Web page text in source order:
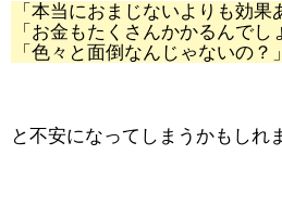
「本当におまじないよりも効果
「お金もたくさんかかるんでし
「色々と面倒なんじゃないの？」
と不安になってしまうかもしれ